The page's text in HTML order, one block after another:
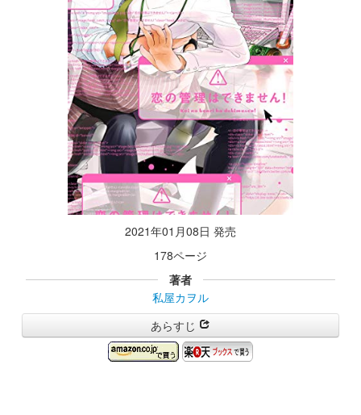
2021年01月08日 発売
178ページ
著者
私屋カヲル
あらすじ